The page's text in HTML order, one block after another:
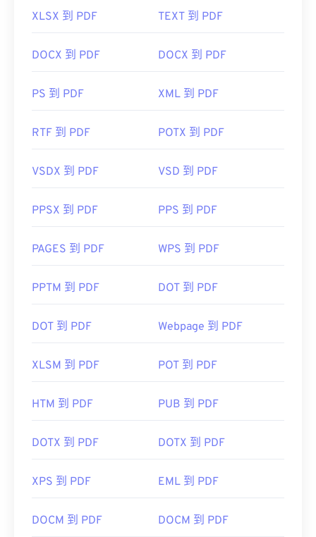
https://acrobat.adobe.com/us/en/why-
XLSX 到 PDF TEXT 到 PDF
DOCX 到 PDF DOCX 到 PDF
PS 到 PDF XML 到 PDF
RTF 到 PDF POTX 到 PDF
VSDX 到 PDF VSD 到 PDF
PPSX 到 PDF PPS 到 PDF
PAGES 到 PDF WPS 到 PDF
PPTM 到 PDF DOT 到 PDF
DOT 到 PDF Webpage 到 PDF
XLSM 到 PDF POT 到 PDF
HTM 到 PDF PUB 到 PDF
DOTX 到 PDF DOTX 到 PDF
XPS 到 PDF EML 到 PDF
DOCM 到 PDF DOCM 到 PDF